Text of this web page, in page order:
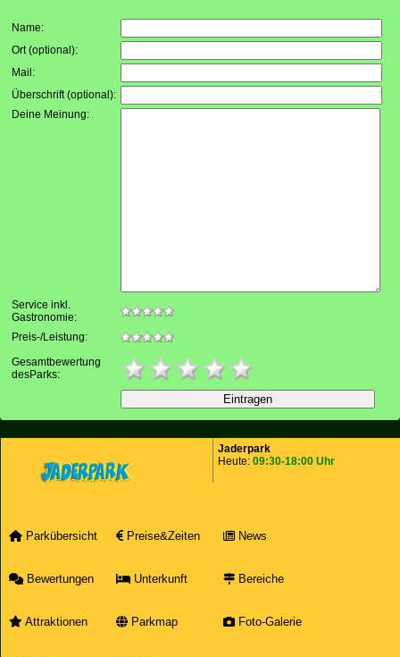
Name:
Ort (optional):
Mail:
Überschrift (optional):
Deine Meinung:
Service inkl.
Gastronomie:
Preis-/Leistung:
Gesamtbewertung
desParks:
Jaderpark
Heute: 09:30-18:00 Uhr
Parkübersicht Preise&Zeiten News
Bewertungen Unterkunft Bereiche
Attraktionen Parkmap Foto-Galerie